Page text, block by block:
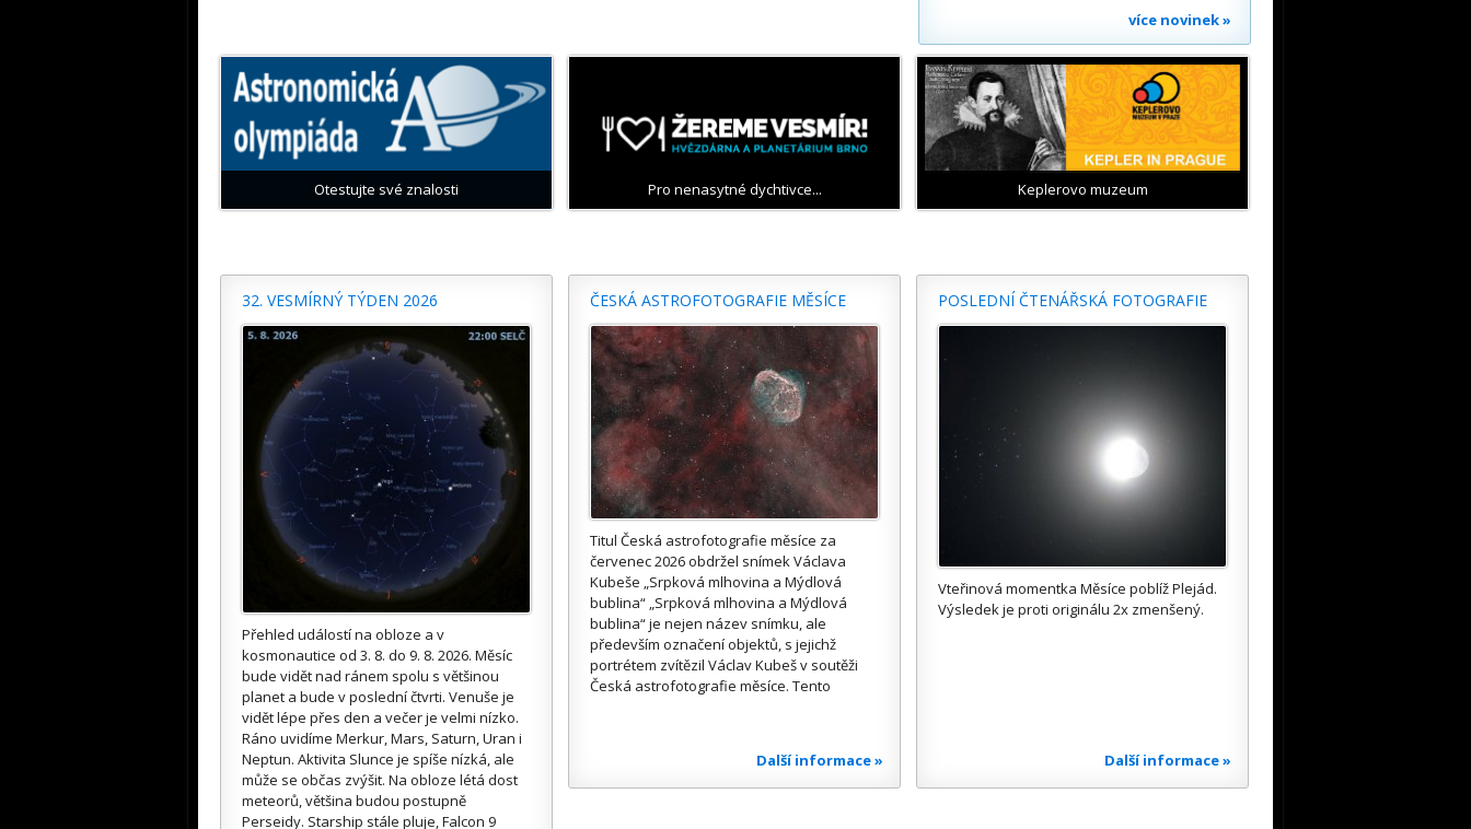
více novinek »
Otestujte své znalosti Pro nenasytné dychtivce... Keplerovo muzeum
32. VESMÍRNÝ TÝDEN 2026
Přehled událostí na obloze a v
kosmonautice od 3. 8. do 9. 8. 2026. Měsíc
bude vidět nad ránem spolu s většinou
planet a bude v poslední čtvrti. Venuše je
vidět lépe přes den a večer je velmi nízko.
Ráno uvidíme Merkur, Mars, Saturn, Uran i
Neptun. Aktivita Slunce je spíše nízká, ale
může se občas zvýšit. Na obloze létá dost
meteorů, většina budou postupně
Perseidy. Starship stále pluje, Falcon 9
ČESKÁ ASTROFOTOGRAFIE MĚSÍCE
Titul Česká astrofotografie měsíce za
červenec 2026 obdržel snímek Václava
Kubeše „Srpková mlhovina a Mýdlová
bublina“ „Srpková mlhovina a Mýdlová
bublina“ je nejen název snímku, ale
především označení objektů, s jejichž
portrétem zvítězil Václav Kubeš v soutěži
Česká astrofotografie měsíce. Tento
Další informace »
POSLEDNÍ ČTENÁŘSKÁ FOTOGRAFIE
Vteřinová momentka Měsíce poblíž Plejád.
Výsledek je proti originálu 2x zmenšený.
Další informace »